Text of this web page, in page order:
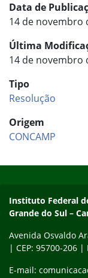
Data de
14 de novembro
Última
14 de novembro
Tipo
Resolução
Origem
CONCAMP
Contato
Instituto Federal
Grande do Sul –
Avenida Osvaldo
| CEP: 95700-206 |
E-mail: